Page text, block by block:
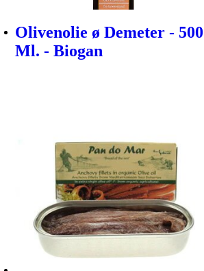
Olivenolie ø Demeter - 500
Ml. - Biogan